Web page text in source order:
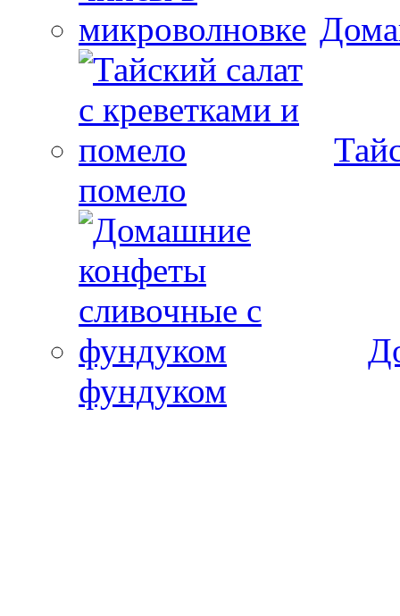
помело
фундуком